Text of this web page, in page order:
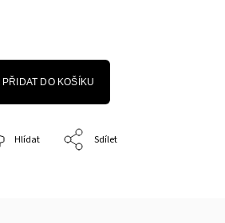
PŘIDAT DO KOŠÍKU
Hlídat Sdílet